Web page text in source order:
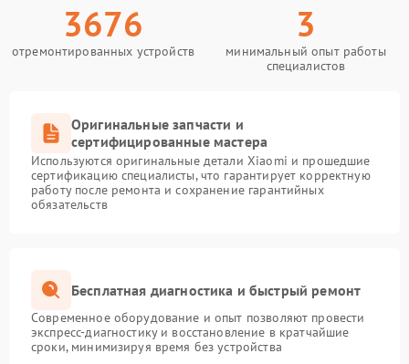
3676
отремонтированных устройств
3
минимальный опыт работы
специалистов
Оригинальные запчасти и
сертифицированные мастера
Используются оригинальные детали Xiaomi и прошедшие
сертификацию специалисты, что гарантирует корректную
работу после ремонта и сохранение гарантийных
обязательств
Бесплатная диагностика и быстрый ремонт
Современное оборудование и опыт позволяют провести
экспресс-диагностику и восстановление в кратчайшие
сроки, минимизируя время без устройства